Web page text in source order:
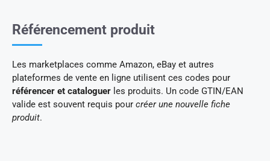
Référencement produit
Les marketplaces comme Amazon, eBay et autres
plateformes de vente en ligne utilisent ces codes pour
référencer et cataloguer les produits. Un code GTIN/EAN
valide est souvent requis pour créer une nouvelle fiche
produit.